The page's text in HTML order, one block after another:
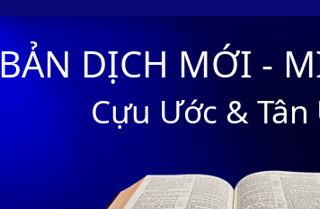
BẢN DỊCH MỚI -
Cựu Ước & Tân